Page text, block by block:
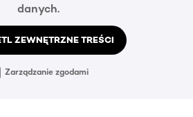
danych.
ZEWNĘTRZNE TREŚCI
Zarządzanie zgodami